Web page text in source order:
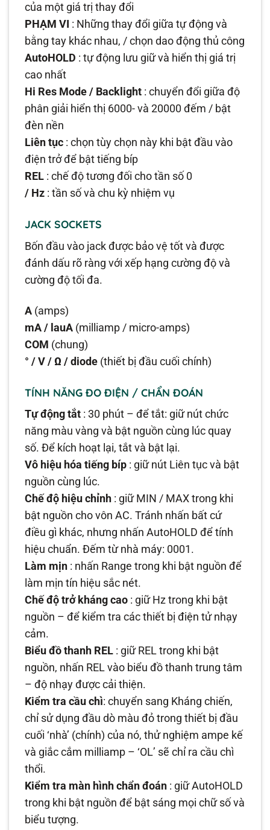
của một giá trị thay đổi
PHẠM VI : Những thay đổi giữa tự động và
bằng tay khác nhau, / chọn dao động thủ công
AutoHOLD : tự động lưu giữ và hiển thị giá trị
cao nhất
Hi Res Mode / Backlight : chuyển đổi giữa độ
phân giải hiển thị 6000- và 20000 đếm / bật
đèn nền
Liên tục : chọn tùy chọn này khi bật đầu vào
điện trở để bật tiếng bíp
REL : chế độ tương đối cho tần số 0
/ Hz : tần số và chu kỳ nhiệm vụ
JACK SOCKETS
Bốn đầu vào jack được bảo vệ tốt và được
đánh dấu rõ ràng với xếp hạng cường độ và
cường độ tối đa.
A (amps)
mA / lauA (milliamp / micro-amps)
COM (chung)
° / V / Ω / diode (thiết bị đầu cuối chính)
TÍNH NĂNG ĐO ĐIỆN / CHẨN ĐOÁN
Tự động tắt : 30 phút – để tắt: giữ nút chức
năng màu vàng và bật nguồn cùng lúc quay
số. Để kích hoạt lại, tắt và bật lại.
Vô hiệu hóa tiếng bíp : giữ nút Liên tục và bật
nguồn cùng lúc.
Chế độ hiệu chỉnh : giữ MIN / MAX trong khi
bật nguồn cho vôn AC. Tránh nhấn bất cứ
điều gì khác, nhưng nhấn AutoHOLD để tính
hiệu chuẩn. Đếm từ nhà máy: 0001.
Làm mịn : nhấn Range trong khi bật nguồn để
làm mịn tín hiệu sắc nét.
Chế độ trở kháng cao : giữ Hz trong khi bật
nguồn – để kiểm tra các thiết bị điện tử nhạy
cảm.
Biểu đồ thanh REL : giữ REL trong khi bật
nguồn, nhấn REL vào biểu đồ thanh trung tâm
– độ nhạy được cải thiện.
Kiểm tra cầu chì: chuyển sang Kháng chiến,
chỉ sử dụng đầu dò màu đỏ trong thiết bị đầu
cuối ‘nhà’ (chính) của nó, thử nghiệm ampe kế
và giắc cắm milliamp – ‘OL’ sẽ chỉ ra cầu chì
thổi.
Kiểm tra màn hình chẩn đoán : giữ AutoHOLD
trong khi bật nguồn để bật sáng mọi chữ số và
biểu tượng.